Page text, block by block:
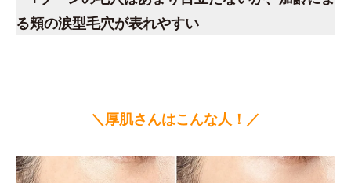
る頬の涙型毛穴が表れやすい
＼厚肌さんはこんな人！／